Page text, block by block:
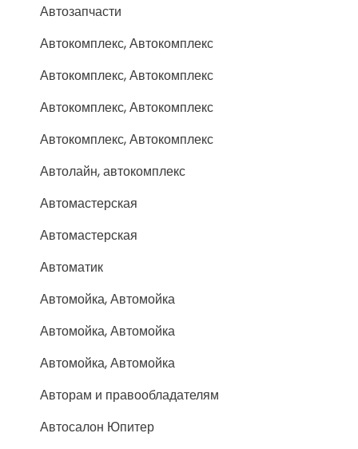
Автозапчасти
Автокомплекс, Автокомплекс
Автокомплекс, Автокомплекс
Автокомплекс, Автокомплекс
Автокомплекс, Автокомплекс
Автолайн, автокомплекс
Автомастерская
Автомастерская
Автоматик
Автомойка, Автомойка
Автомойка, Автомойка
Автомойка, Автомойка
Авторам и правообладателям
Автосалон Юпитер